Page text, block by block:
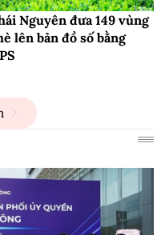
Nguyên đưa 149 vùng
lên bản đồ số bằng